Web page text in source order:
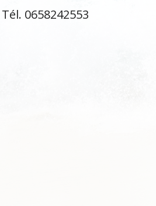
Tél. 0658242553